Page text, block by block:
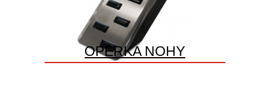
OPĚRKA NOHY